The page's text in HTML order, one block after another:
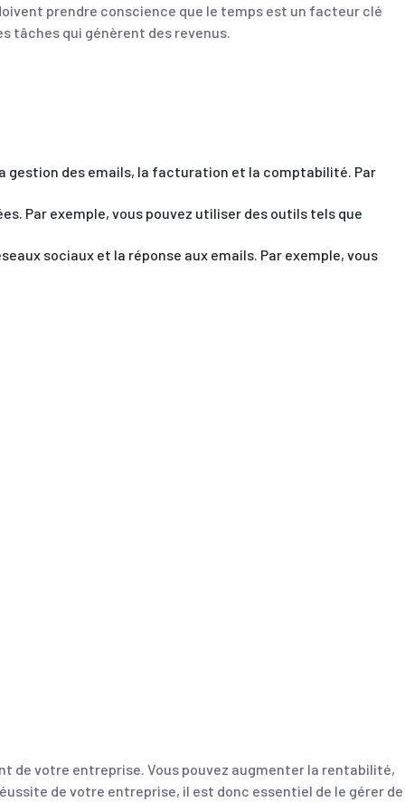
prendre conscience que le temps est un facteur clé
tâches qui génèrent des revenus.
gestion des emails, la facturation et la comptabilité. Par
Par exemple, vous pouvez utiliser des outils tels que
sociaux et la réponse aux emails. Par exemple, vous
de votre entreprise. Vous pouvez augmenter la rentabilité,
de votre entreprise, il est donc essentiel de le gérer de